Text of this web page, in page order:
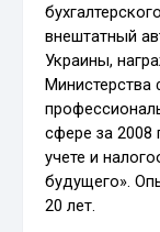
внештатный
Украины,
Министерства
сфере за 2008
учете и
будущего».
20 лет.